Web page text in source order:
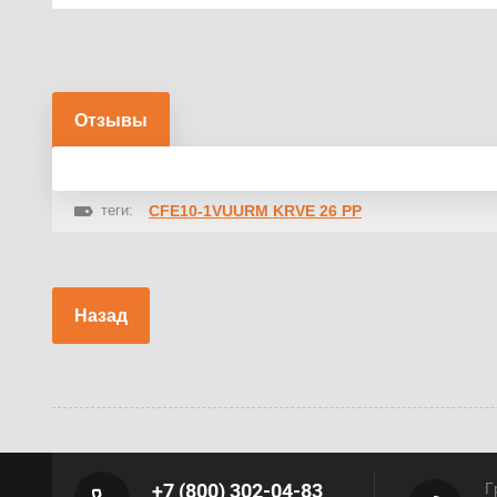
Отзывы
теги: CFE10-1VUURM KRVE 26 PP
Назад
+7 (800) 302-04-83